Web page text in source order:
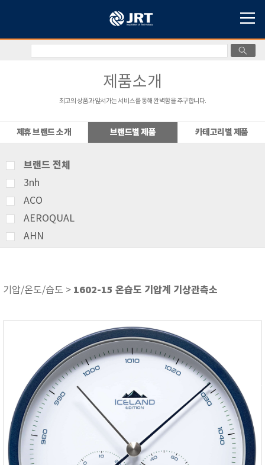
제품소개
최고의 상품과 앞서가는 서비스를 통해 완벽함을 추구합니다.
제휴 브랜드 소개 브랜드별 제품 카테고리별 제품
브랜드 전체
3nh
ACO
AEROQUAL
AHN
ATAGO
Bellingham+Stanley
BROOKFIELD
CIRRUS Research
DA METER®
Delta-OHM
DOHTOYO
DRAGER (드레가)
기압/온도/습도 > 1602-15 온습도 기압계 기상관측소